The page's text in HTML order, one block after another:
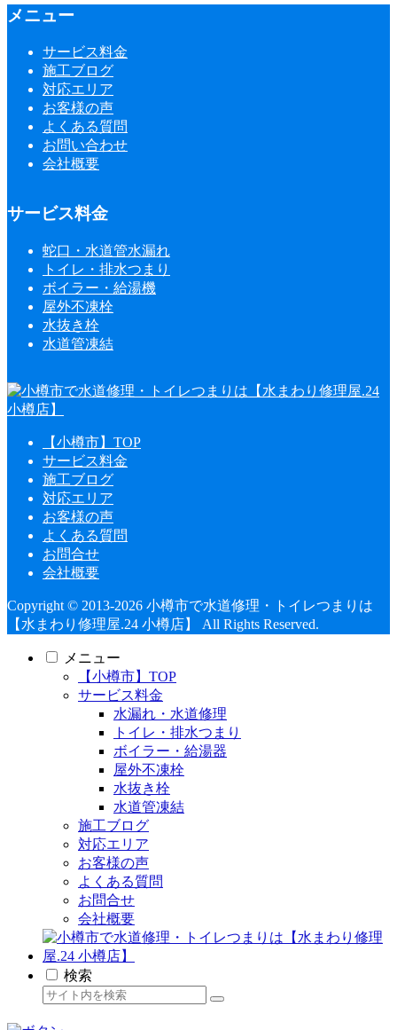
メニュー
サービス料金
施工ブログ
対応エリア
お客様の声
よくある質問
お問い合わせ
会社概要
サービス料金
蛇口・水道管水漏れ
トイレ・排水つまり
ボイラー・給湯機
屋外不凍栓
水抜き栓
水道管凍結
【小樽市】TOP
サービス料金
施工ブログ
対応エリア
お客様の声
よくある質問
お問合せ
会社概要
Copyright © 2013-2026 小樽市で水道修理・トイレつまりは
【水まわり修理屋.24 小樽店】 All Rights Reserved.
メニュー
【小樽市】TOP
サービス料金
水漏れ・水道修理
トイレ・排水つまり
ボイラー・給湯器
屋外不凍栓
水抜き栓
水道管凍結
施工ブログ
対応エリア
お客様の声
よくある質問
お問合せ
会社概要
検索